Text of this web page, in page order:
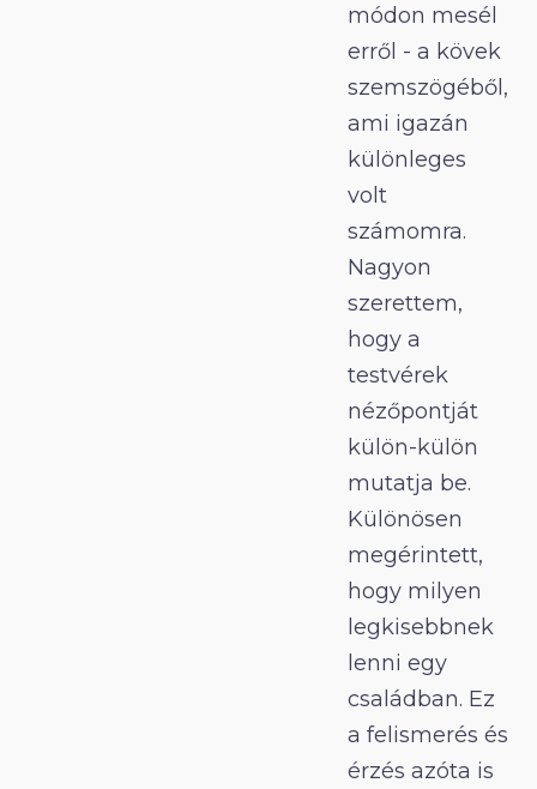
módon mesél
erről - a kövek
szemszögéből,
ami igazán
különleges
volt
számomra.
Nagyon
szerettem,
hogy a
testvérek
nézőpontját
külön-külön
mutatja be.
Különösen
megérintett,
hogy milyen
legkisebbnek
lenni egy
családban. Ez
a felismerés és
érzés azóta is